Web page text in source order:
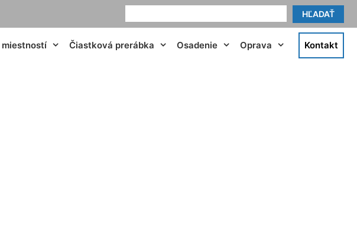
HĽADAŤ
miestností Čiastková prerábka Osadenie Oprava Kontakt